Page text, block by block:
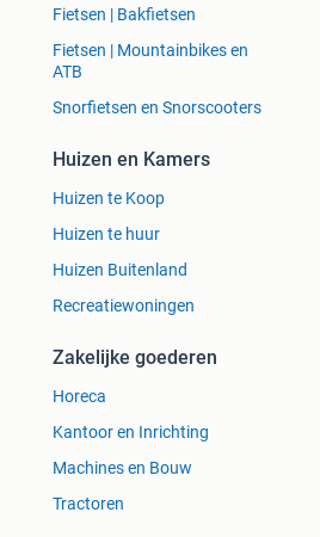
Fietsen | Bakfietsen
Fietsen | Mountainbikes en
ATB
Snorfietsen en Snorscooters
Huizen en Kamers
Huizen te Koop
Huizen te huur
Huizen Buitenland
Recreatiewoningen
Zakelijke goederen
Horeca
Kantoor en Inrichting
Machines en Bouw
Tractoren